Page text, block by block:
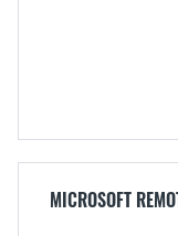
MICROSOFT